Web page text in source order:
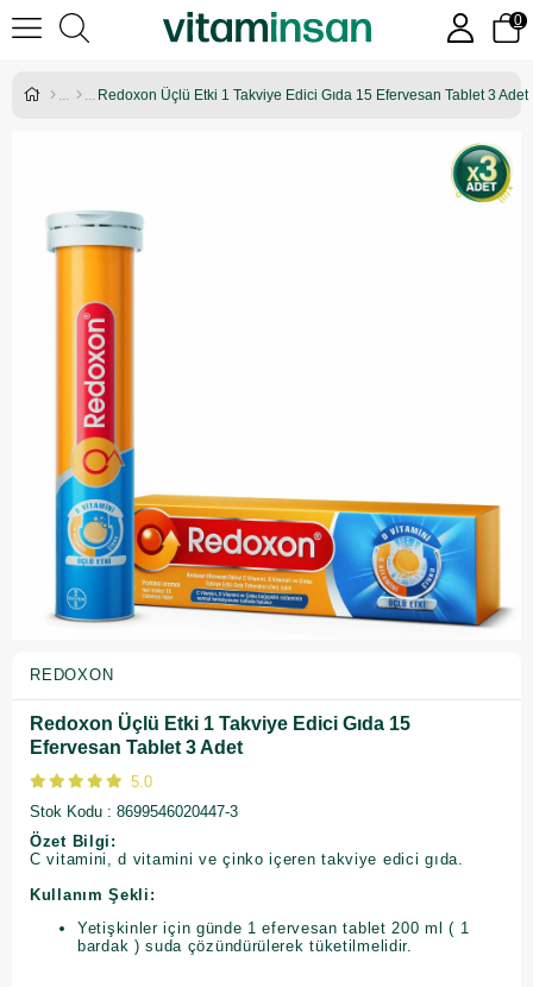
0
Redoxon Üçlü Etki 1 Takviye Edici Gıda 15 Efervesan Tablet 3 Adet
REDOXON
Redoxon Üçlü Etki 1 Takviye Edici Gıda 15
Efervesan Tablet 3 Adet
5.0
Stok Kodu
8699546020447-3
Özet Bilgi:
C vitamini, d vitamini ve çinko içeren takviye edici gıda.
Kullanım Şekli:
Yetişkinler için günde 1 efervesan tablet 200 ml ( 1
bardak ) suda çözündürülerek tüketilmelidir.